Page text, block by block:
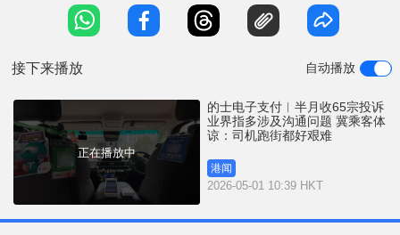
点。 他表示，目前很多司机都有提供电子支付方
法，问题不大，而乘客投诉很多时是沟通问题，举例
接下来播放 自动播放
正在播放中
的士电子支付︱半月收65宗投诉
业界指多涉及沟通问题 冀乘客体
谅：司机跑街都好艰难
港闻
2026-05-01 10:39 HKT